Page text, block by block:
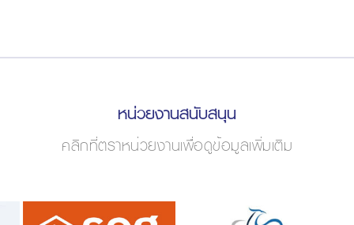
หน่วยงานสนับสนุน
คลิกที่ตราหน่วยงานเพื่อดูข้อมูลเพิ่มเติม